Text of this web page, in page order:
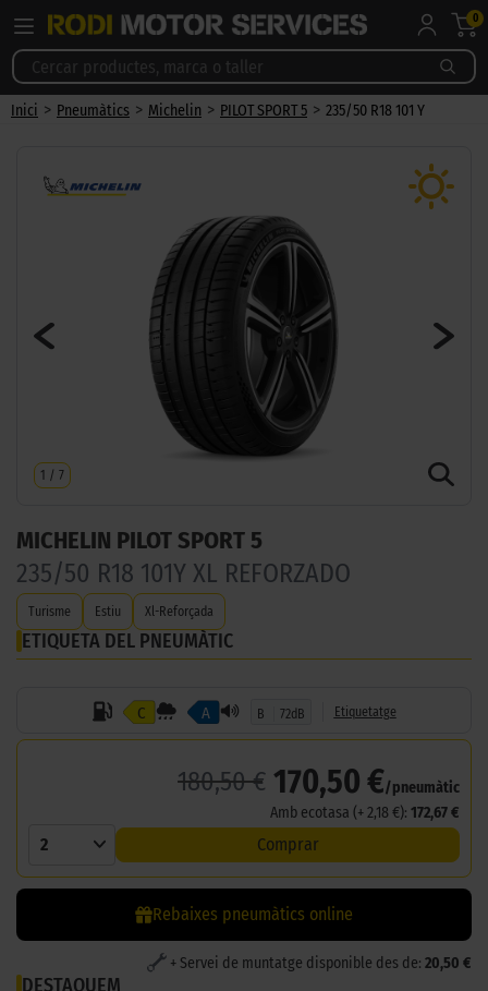
0
Inici > Pneumàtics > Michelin > PILOT SPORT 5 > 235/50 R18 101 Y
1 / 7
MICHELIN PILOT SPORT 5
235/50 R18 101Y XL REFORZADO
Turisme Estiu Xl-Reforçada
ETIQUETA DEL PNEUMÀTIC
C A B 72dB Etiquetatge
180,50 € 170,50 €/pneumàtic
Amb ecotasa (+ 2,18 €): 172,67 €
2 Comprar
Rebaixes pneumàtics online
+ Servei de muntatge disponible des de: 20,50 €
DESTAQUEM